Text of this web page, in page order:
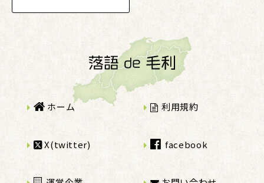
ホーム 利用規約
X(twitter) facebook